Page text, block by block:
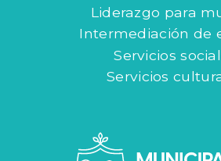
Liderazgo para
Intermediación de
Servicios
Servicios